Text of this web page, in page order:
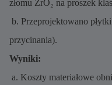
złomu ZrO₂ na proszek
b. Przeprojektowano
przycinania).
Wyniki:
a. Koszty materiałowe